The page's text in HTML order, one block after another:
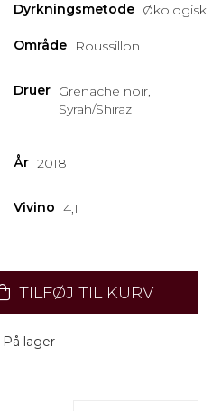
Dyrkningsmetode Økologisk
Område Roussillon
Druer Grenache noir,
Syrah/Shiraz
År 2018
Vivino 4,1
TILFØJ TIL KURV
På lager